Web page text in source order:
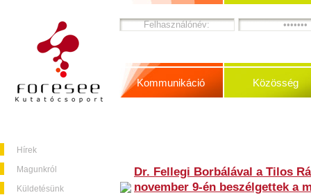
Hírek
Magunkról
Küldetésünk
Kommunikáció Közösség
Dr. Fellegi Borbálával a Tilos
november 9-én beszélgettek a